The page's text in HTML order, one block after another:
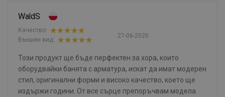
WaldS
27-06-2020
Качество:
Външен вид:
Този продукт ще бъде перфектен за хора, които
оборудвайки банята с арматура, искат да имат модерен
стил, оригинални форми и високо качество, което ще
издържи години. От все сърце препоръчвам модела